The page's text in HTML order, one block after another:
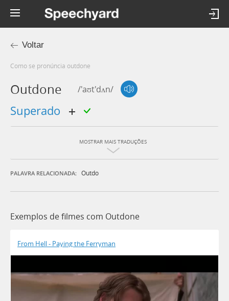
Voltar
Como se pronúncia outdone
Outdone /'aʊt'dʌn/
superado
MOSTRAR MAIS TRADUÇÕES
PALAVRA RELACIONADA: Outdo
Exemplos de filmes com Outdone
From Hell - Paying the Ferryman